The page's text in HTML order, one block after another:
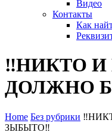
Видео
Контакты
Как
‼НИКТО
ДОЛЖНО
Home Без рубрики
ЗЫБЫТО‼